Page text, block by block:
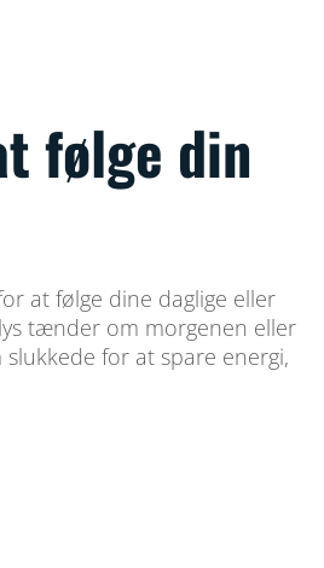
følge din
at følge dine daglige eller
tænder om morgenen eller
for at spare energi,